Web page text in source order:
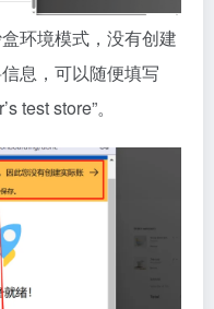
环境模式，没有创建
息，可以随便填写
test store”。